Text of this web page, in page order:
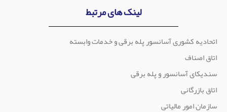
لینک های مرتبط
اتحادیه کشوری آسانسور پله برقی و خدمات وابسته
اتاق اصناف
سندیکای آسانسور و پله برقی
اتاق بازرگانی
سازمان امور مالیاتی